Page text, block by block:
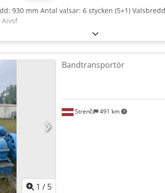
930 mm Antal valsar: 6 stycken (5+1)
1 / 5
Strenči 491 km
Bandtransportör